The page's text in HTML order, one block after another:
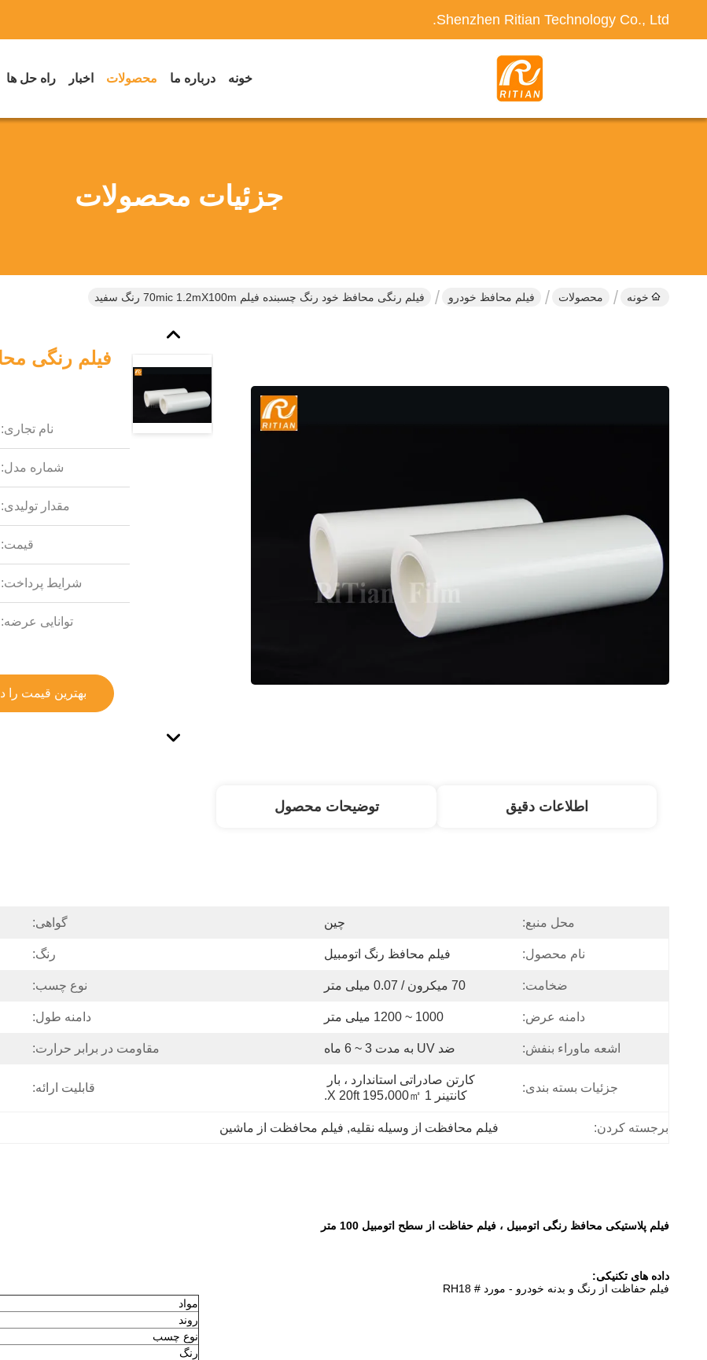
Shenzhen Ritian Technology Co., Ltd.
خونه درباره ما محصولات اخبار راه حل ها
جزئیات محصولات
خونه محصولات فیلم محافظ خودرو فیلم رنگی محافظ خود رنگ چسبنده فیلم 70mic 1.2mX100m رنگ سفید
نام تجاری:
شماره مدل:
مقدار تولیدی:
قیمت:
شرایط پرداخت:
توانایی عرضه:
بهترین قیمت را
اطلاعات دقیق توضیحات محصول
محل منبع: چین گواهی:
نام محصول: فیلم محافظ رنگ اتومبیل رنگ:
ضخامت: 70 میکرون / 0.07 میلی متر نوع چسب:
دامنه عرض: 1000 ~ 1200 میلی متر دامنه طول:
اشعه ماوراء بنفش: ضد UV به مدت 3 ~ 6 ماه مقاومت در برابر حرارت:
جزئیات بسته بندی:
کانتینر 1 X 20ft 195،000㎡.
قابلیت ارائه:
برجسته کردن: فیلم محافظت از وسیله نقلیه, فیلم محافظت از ماشین
فیلم پلاستیکی محافظ رنگی اتومبیل ، فیلم حفاظت از سطح اتومبیل 100 متر
داده های تکنیکی:
فیلم حفاظت از رنگ و بدنه خودرو - مورد # RH18
مواد
روند
نوع چسب
رنگ